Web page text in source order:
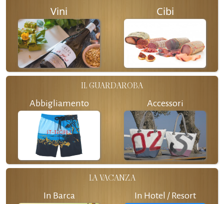
Vini Cibi
IL GUARDAROBA
Abbigliamento Accessori
LA VACANZA
In Barca In Hotel / Resort